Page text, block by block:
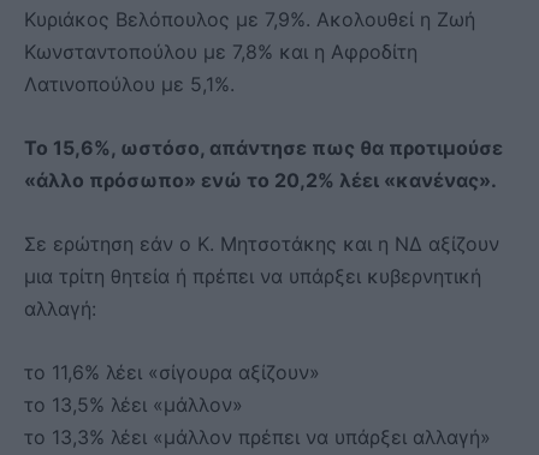
Κυριάκος Βελόπουλος με 7,9%. Ακολουθεί η Ζωή
Κωνσταντοπούλου με 7,8% και η Αφροδίτη
Λατινοπούλου με 5,1%.
Το 15,6%, ωστόσο, απάντησε πως θα προτιμούσε
«άλλο πρόσωπο» ενώ το 20,2% λέει «κανένας».
Σε ερώτηση εάν ο Κ. Μητσοτάκης και η ΝΔ αξίζουν
μια τρίτη θητεία ή πρέπει να υπάρξει κυβερνητική
αλλαγή:
το 11,6% λέει «σίγουρα αξίζουν»
το 13,5% λέει «μάλλον»
το 13,3% λέει «μάλλον πρέπει να υπάρξει αλλαγή»